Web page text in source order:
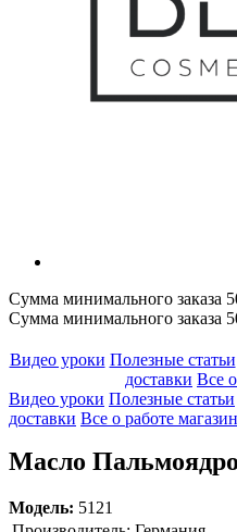
Сумма минимального заказа
Сумма минимального заказа
Видео уроки Полезные статьи
доставки Все
Видео уроки Полезные статьи
доставки Все о работе
Масло
Модель: 5121